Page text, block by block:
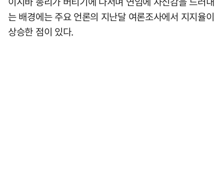
는 배경에는 주요 언론의 지난달 여론조사에서 지지율이
상승한 점이 있다.